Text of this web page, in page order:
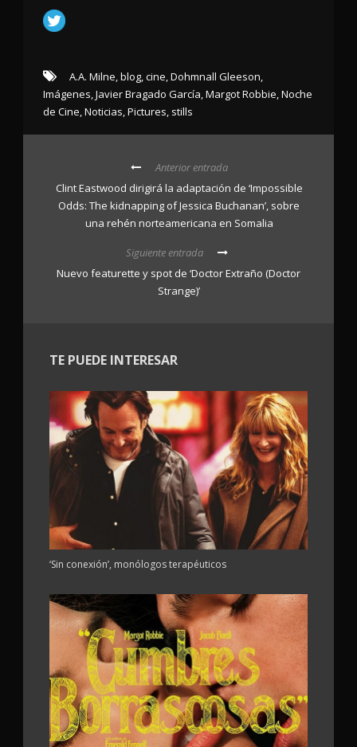
A.A. Milne blog cine Dohmnall Gleeson
Imágenes Javier Bragado García Margot Robbie Noche
de Cine Noticias Pictures stills
Anterior entrada
Clint Eastwood dirigirá la adaptación de ‘Impossible
Odds: The kidnapping of Jessica Buchanan’, sobre
una rehén norteamericana en Somalia
Siguiente entrada
Nuevo featurette y spot de ‘Doctor Extraño (Doctor
Strange)’
TE PUEDE INTERESAR
‘Sin conexión’, monólogos terapéuticos